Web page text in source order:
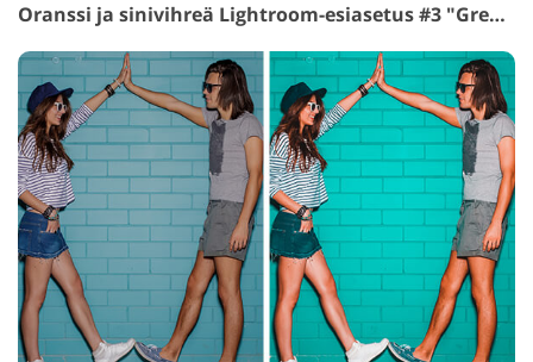
Oranssi ja sinivihreä Lightroom-esiasetus #3 "Greenery"